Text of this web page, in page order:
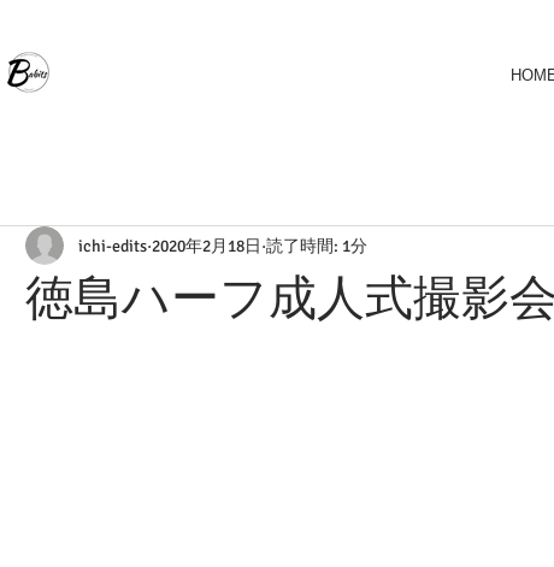
徳島ハーフ成人式撮影
ichi-edits 2020年2月18日 読了時間: 1分